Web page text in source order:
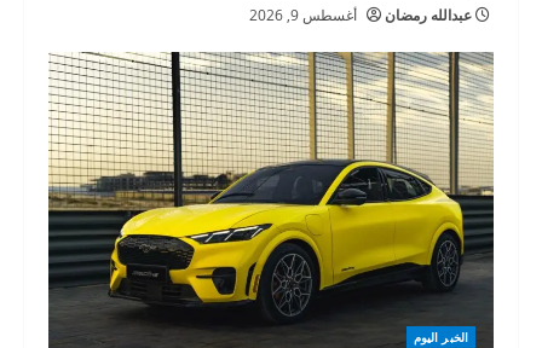
عبدالله رمضان أغسطس 9, 2026
الخبر اليوم